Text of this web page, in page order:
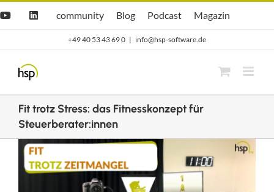
YouTubeLinkedIn
Hsp
community
community
hsp
Blog
Blog Opti.Cast
Podcast Opti.Mag
Magazin
+49 40 53 43 69 0 | info@hsp-software.de
Fit trotz Stress: das Fitnesskonzept für
Steuerberater:innen
Zeige
grösseres